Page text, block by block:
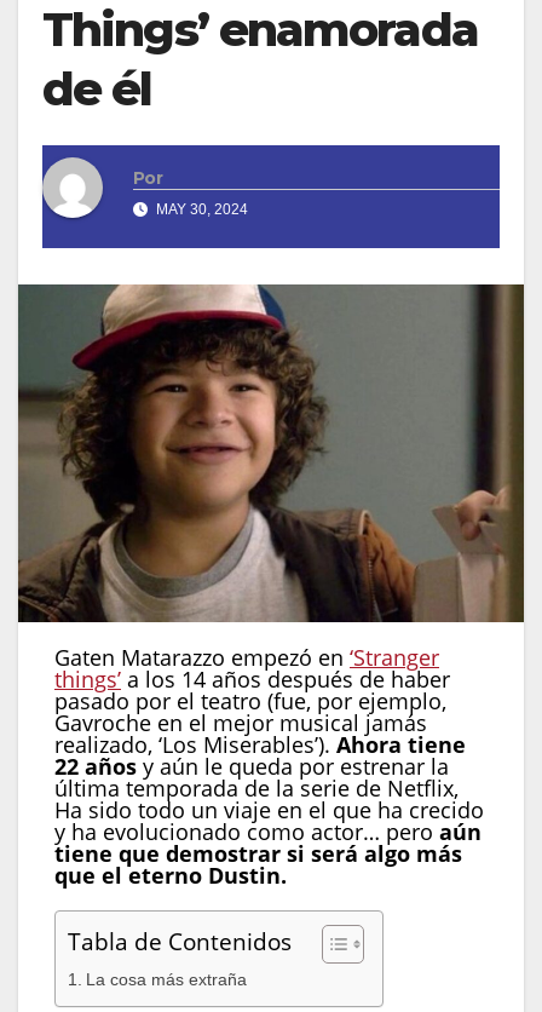
Things’ enamorada
de él
Por
MAY 30, 2024
Gaten Matarazzo empezó en ‘Stranger
things’ a los 14 años después de haber
pasado por el teatro (fue, por ejemplo,
Gavroche en el mejor musical jamás
realizado, ‘Los Miserables’). Ahora tiene
22 años y aún le queda por estrenar la
última temporada de la serie de Netflix,
Ha sido todo un viaje en el que ha crecido
y ha evolucionado como actor… pero aún
tiene que demostrar si será algo más
que el eterno Dustin.
Tabla de Contenidos
La cosa más extraña